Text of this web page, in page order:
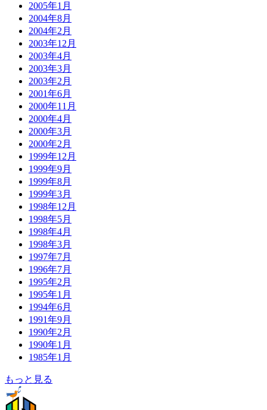
2005年1月
2004年8月
2004年2月
2003年12月
2003年4月
2003年3月
2003年2月
2001年6月
2000年11月
2000年4月
2000年3月
2000年2月
1999年12月
1999年9月
1999年8月
1999年3月
1998年12月
1998年5月
1998年4月
1998年3月
1997年7月
1996年7月
1995年2月
1995年1月
1994年6月
1991年9月
1990年2月
1990年1月
1985年1月
もっと見る